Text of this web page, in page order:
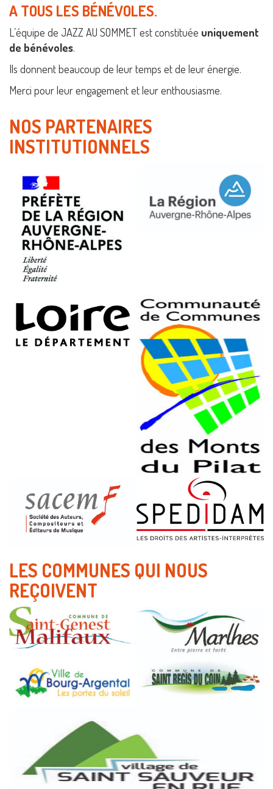
A TOUS LES BÉNÉVOLES.
L’équipe de JAZZ AU SOMMET est constituée uniquement
de bénévoles.
Ils donnent beaucoup de leur temps et de leur énergie.
Merci pour leur engagement et leur enthousiasme.
NOS PARTENAIRES
INSTITUTIONNELS
LES COMMUNES QUI NOUS
REÇOIVENT